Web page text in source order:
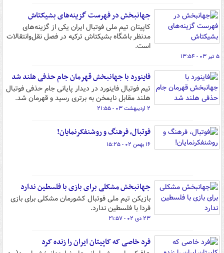
جهانبخش در فهرست گزینه‌های بشیکتاش
کاپیتان تیم ملی فوتبال ایران یکی از گزینه‌های
مدنظر باشگاه بشیکتاش ترکیه در فصل نقل‌وانتقالات
است.
۵ تیر ۰۳ - ۱۳:۵۴
فاینورد با جهانبخش قهرمان جام حذفی هلند شد
تیم فوتبال فاینورد در دیدار پایانی جام حذفی فوتبال
هلند مقابل نایمخن به برتری رسید و قهرمان شد.
۲ اردیبهشت ۰۳ - ۲۱:۵۵
فوتبال، فرهنگ و روشنفکرنمایان!
۱۶ بهمن ۰۲ - ۱۵:۲۵
جهانبخش مشکلی برای بازی با فلسطین ندارد
بازیکن تیم ملی فوتبال کشورمان مشکلی برای بازی
فردا با فلسطین ندارد.
۲۳ دی ۰۲ - ۲۱:۵۷
فرد خاصی که کاپیتان ایران را زنده کرد